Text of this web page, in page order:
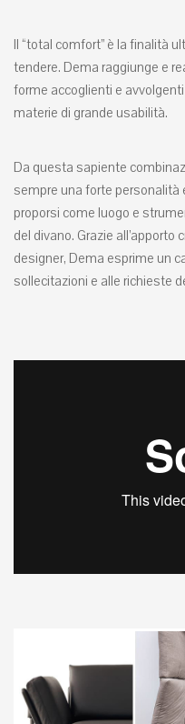
Il “total comfort” è la finalità
tendere. Dema raggiunge e
forme accoglienti e
materie di grande usabilità.
Da questa sapiente
sempre una forte personalità
proporsi come luogo e
del divano. Grazie
designer, Dema esprime un
sollecitazioni e alle richieste